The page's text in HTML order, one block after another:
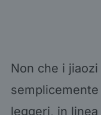
Non che i
leggeri, in